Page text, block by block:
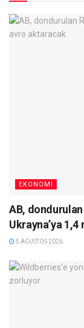
EKONOMI
AB, dondurulan
Ukrayna’ya
5 AĞUSTOS 2026